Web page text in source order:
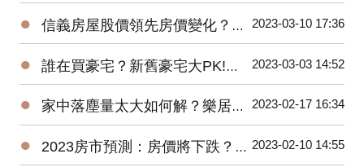
● 信義房屋股價領先房價變化？準確率超高！ 2023-03-10 17:36
● 誰在買豪宅？新舊豪宅大PK!遠雄豪宅銷售團隊親身分享-遠雄Park One 2023-03-03 14:52
● 家中落塵量太大如何解？樂居創辦人Pearl換紗窗體驗大公開！ 2023-02-17 16:34
● 2023房市預測：房價將下跌？萬事俱備，尚欠東風！ 2023-02-10 14:55